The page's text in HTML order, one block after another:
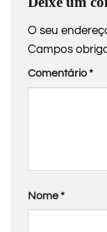
O seu
Campos
Comentário*
Nome*